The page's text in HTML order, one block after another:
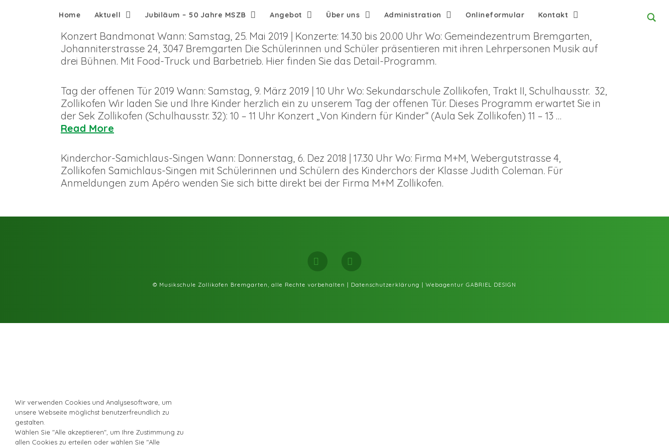
Home Aktuell Jubiläum – 50 Jahre MSZB Angebot Über uns Administration Onlineformular Kontakt
Konzert Bandmonat Wann: Samstag, 25. Mai 2019 | Konzerte: 14.30 bis 20.00 Uhr Wo: Gemeindezentrum Bremgarten,
Johanniterstrasse 24, 3047 Bremgarten Die Schülerinnen und Schüler präsentieren mit ihren Lehrpersonen Musik auf
drei Bühnen. Mit Food-Truck und Barbetrieb. Hier finden Sie das Detail-Programm.
Tag der offenen Tür 2019 Wann: Samstag, 9. März 2019 | 10 Uhr Wo: Sekundarschule Zollikofen, Trakt II, Schulhausstr. 32,
Zollikofen Wir laden Sie und Ihre Kinder herzlich ein zu unserem Tag der offenen Tür. Dieses Programm erwartet Sie in
der Sek Zollikofen (Schulhausstr. 32): 10 – 11 Uhr Konzert „Von Kindern für Kinder“ (Aula Sek Zollikofen) 11 – 13 …
Read More
Kinderchor-Samichlaus-Singen Wann: Donnerstag, 6. Dez 2018 | 17.30 Uhr Wo: Firma M+M, Webergutstrasse 4,
Zollikofen Samichlaus-Singen mit Schülerinnen und Schülern des Kinderchors der Klasse Judith Coleman. Für
Anmeldungen zum Apéro wenden Sie sich bitte direkt bei der Firma M+M Zollikofen.
FacebookInstagram
© Musikschule Zollikofen Bremgarten, alle Rechte vorbehalten | Datenschutzerklärung Webagentur GABRIEL DESIGN
Wir verwenden Cookies und Analysesoftware, um
unsere Webseite möglichst benutzerfreundlich zu
gestalten.
Wählen Sie "Alle akzeptieren", um Ihre Zustimmung zu
allen Cookies zu erteilen oder wählen Sie "Alle